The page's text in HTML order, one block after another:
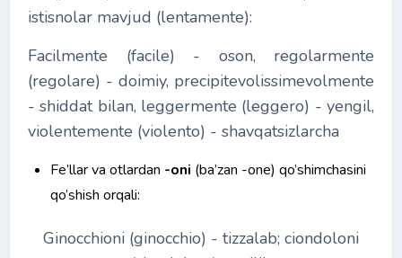
istisnolar mavjud (lentamente):
Facilmente (facile) - oson, regolarmente
(regolare) - doimiy, precipitevolissimevolmente
- shiddat bilan, leggermente (leggero) - yengil,
violentemente (violento) - shavqatsizlarcha
Fe’llar va otlardan -oni (ba’zan -one) qo’shimchasini
qo’shish orqali:
Ginocchioni (ginocchio) - tizzalab; ciondoloni